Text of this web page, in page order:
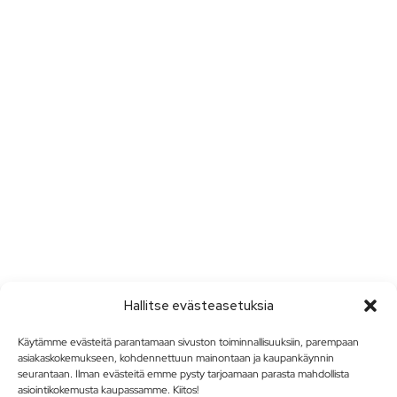
Hallitse evästeasetuksia
Käytämme evästeitä parantamaan sivuston toiminnallisuuksiin, parempaan
asiakaskokemukseen, kohdennettuun mainontaan ja kaupankäynnin
seurantaan. Ilman evästeitä emme pysty tarjoamaan parasta mahdollista
asiointikokemusta kaupassamme. Kiitos!